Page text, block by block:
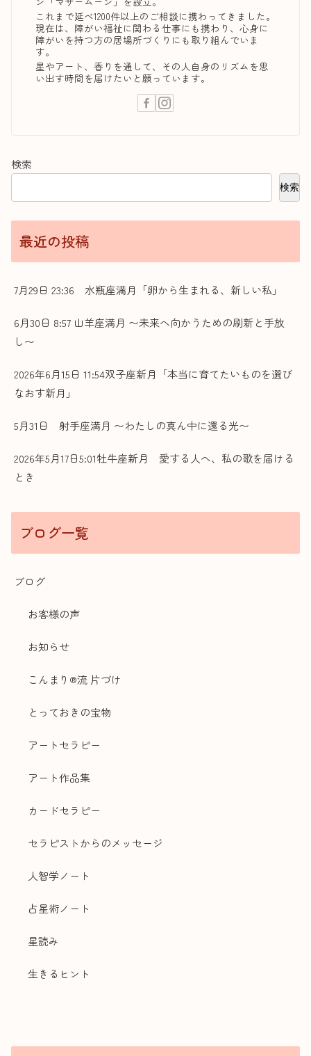
これまで延べ1200件以上のご相談に携わってきました。
現在は、障がい福祉に関わる仕事にも携わり、心身に
障がいを持つ方の居場所づくりにも取り組んでいま
す。
星やアート、香りを通して、その人自身のリズムを思
い出す時間を届けたいと願っています。
検索
検索
最近の投稿
7月29日 23:36 水瓶座満月「卵から生まれる、新しい私」
6月30日 8:57 山羊座満月 〜未来へ向かうための刷新と手放
し〜
2026年6月15日 11:54双子座新月「本当に育てたいものを選び
なおす新月」
5月31日 射手座満月 〜わたしの真ん中に還る光〜
2026年5月17日5:01牡牛座新月 愛する人へ、私の歌を届ける
とき
ブログ一覧
ブログ
お客様の声
お知らせ
こんまり®流 片づけ
とっておきの宝物
アートセラピー
アート作品集
カードセラピー
セラピストからのメッセージ
人智学ノート
占星術ノート
星読み
生きるヒント